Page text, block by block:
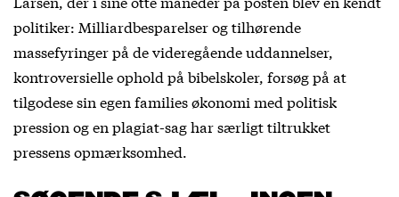
politiker: Milliardbesparelser og tilhørende
massefyringer på de videregående uddannelser,
kontroversielle ophold på bibelskoler, forsøg på at
tilgodese sin egen families økonomi med politisk
pression og en plagiat-sag har særligt tiltrukket
pressens opmærksomhed.